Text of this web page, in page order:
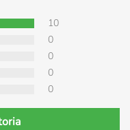
10
0
0
0
0